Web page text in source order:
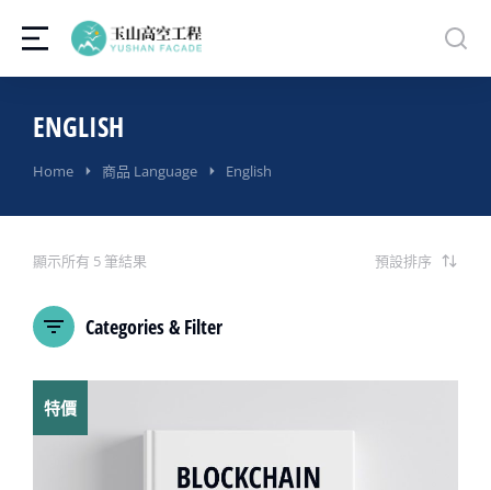
ENGLISH
You are here:
Home 商品 Language English
顯示所有 5 筆結果
Categories & Filter
特價